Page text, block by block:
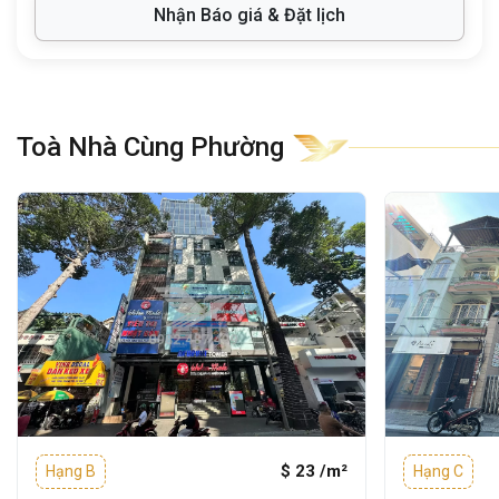
khoảng 4 phút
Cách Nhà thờ Giáo xứ Tân Định:
Nhờ vị trí đắc địa này, tòa nhà thuận lợi cho
các dịch vụ tiện ích trong bán kính ngắn.
2. TỔNG QUANTÒA NHÀ
Tòa nhà Dashausđượcxếp hạng C, sở
hữu thiết kế hiện đại, không gian thông
thoáng và đáp ứng đầy đủ các tiêu chuẩn
của văn phòng chuyên nghiệp.
Thông tin chi tiết:
Nhận Báo giá & Đặt lịch
Toà Nhà Cùng Phường
Hạng B $ 23 /m² Hạng C